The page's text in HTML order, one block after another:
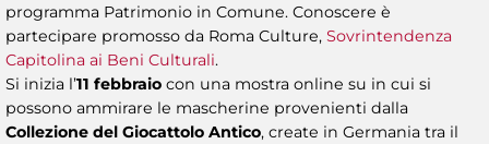
programma Patrimonio in Comune. Conoscere è
partecipare promosso da Roma Culture, Sovrintendenza
Capitolina ai Beni Culturali.
Si inizia l’11 febbraio con una mostra online su in cui si
possono ammirare le mascherine provenienti dalla
Collezione del Giocattolo Antico, create in Germania tra il